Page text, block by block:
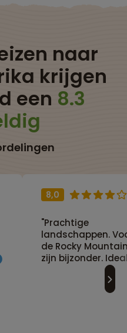
naar
krijgen
een 8.3
8,0
"Prachtige
landschappen.
de Rocky
zijn bijzonder.
reis als je in een
tempo de
natuur van